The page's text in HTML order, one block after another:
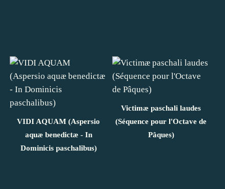
VIDI AQUAM (Aspersio
aquæ benedictæ - In
Dominicis paschalibus)
Victimæ paschali laudes
(Séquence pour l'Octave de
Pâques)